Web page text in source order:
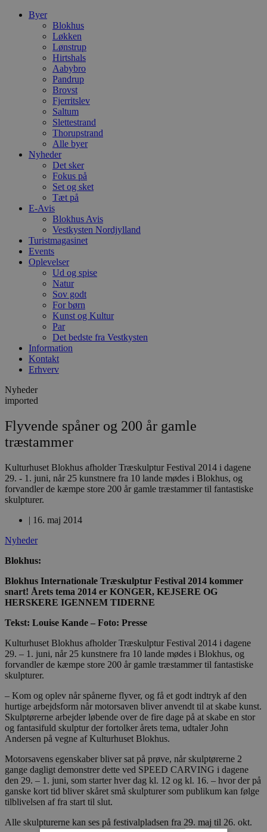
Byer
Blokhus
Løkken
Lønstrup
Hirtshals
Aabybro
Pandrup
Brovst
Fjerritslev
Saltum
Slettestrand
Thorupstrand
Alle byer
Nyheder
Det sker
Fokus på
Set og sket
Tæt på
E-Avis
Blokhus Avis
Vestkysten Nordjylland
Turistmagasinet
Events
Oplevelser
Ud og spise
Natur
Sov godt
For børn
Kunst og Kultur
Par
Det bedste fra Vestkysten
Information
Kontakt
Erhverv
Nyheder
imported
Flyvende spåner og 200 år gamle
træstammer
Kulturhuset Blokhus afholder Træskulptur Festival 2014 i dagene
29. - 1. juni, når 25 kunstnere fra 10 lande mødes i Blokhus, og
forvandler de kæmpe store 200 år gamle træstammer til fantastiske
skulpturer.
| 16. maj 2014
Nyheder
Blokhus:
Blokhus Internationale Træskulptur Festival 2014 kommer
snart! Årets tema 2014 er KONGER, KEJSERE OG
HERSKERE IGENNEM TIDERNE
Tekst: Louise Kande – Foto: Presse
Kulturhuset Blokhus afholder Træskulptur Festival 2014 i dagene
29. – 1. juni, når 25 kunstnere fra 10 lande mødes i Blokhus, og
forvandler de kæmpe store 200 år gamle træstammer til fantastiske
skulpturer.
– Kom og oplev når spånerne flyver, og få et godt indtryk af den
hurtige arbejdsform når motorsaven bliver anvendt til at skabe kunst.
Skulptørerne arbejder løbende over de fire dage på at skabe en stor
og fantasifuld skulptur der fortolker årets tema, udtaler John
Andersen på vegne af Kulturhuset Blokhus.
Motorsavens egenskaber bliver sat på prøve, når skulptørerne 2
gange dagligt demonstrer dette ved SPEED CARVING i dagene
den 29. – 1. juni, som starter hver dag kl. 12 og kl. 16. – hvor der på
ganske kort tid bliver skåret små skulpturer som publikum kan følge
tilblivelsen af fra start til slut.
Alle skulpturerne kan ses på festivalpladsen fra 29. maj til 26. okt.